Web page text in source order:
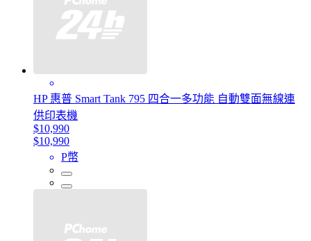
HP 惠普 Smart Tank 795 四合一多功能 自動雙面無線連
供印表機
$10,990
$10,990
P幣